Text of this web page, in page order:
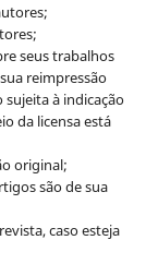
seus trabalhos
reimpressão
à indicação
da licensa está
original;
são de sua
caso esteja